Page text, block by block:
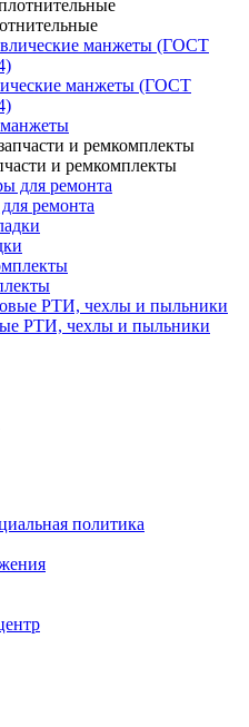
манжеты (ГОСТ
и ремкомплекты
ремонта
РТИ, чехлы и пыльники
политика